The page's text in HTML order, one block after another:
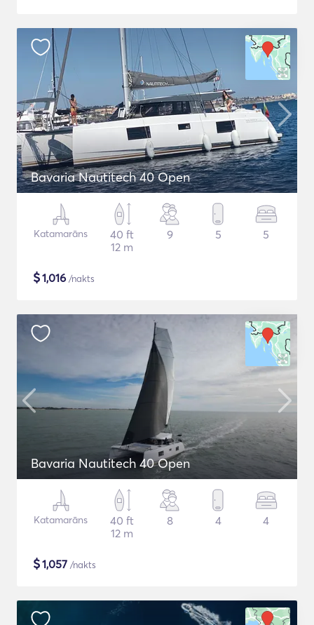
Bavaria Nautitech 40 Open
Katamarāns
40 ft
12 m
9 5 5
$1,016 /nakts
Bavaria Nautitech 40 Open
Katamarāns
40 ft
12 m
8 4 4
$1,057 /nakts